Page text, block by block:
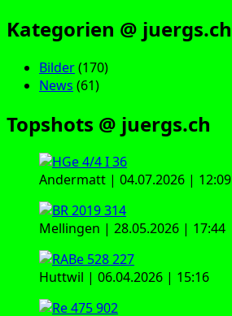
Kategorien @ juergs.ch
Bilder(170)
News (61)
Topshots @ juergs.ch
Andermatt | 04.07.2026 | 12:09
Mellingen | 28.05.2026 | 17:44
Huttwil | 06.04.2026 | 15:16